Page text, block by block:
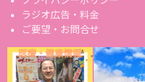
ラジオ広告・料金
ご要望・お問合せ